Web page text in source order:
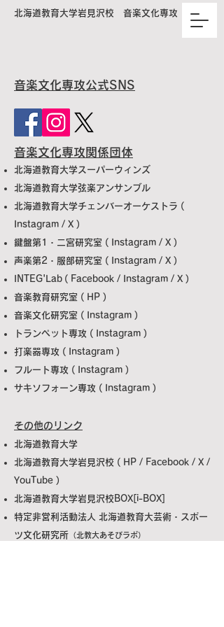
北海道教育大学岩見沢校 音楽文化専攻
音楽文化専攻公式SNS
音楽文化専攻関係団体
北海道教育大学スーパーウィンズ
北海道教育大学弦楽アンサンブル
北海道教育大学チェンバーオーケストラ (
Instagram / X )
鍵盤第1・二宮研究室 (
Instagram / X )
声楽第2・服部研究室 (
Instagram / X )
INTEG'Lab ( Facebook / Instagram / X )
​音楽教育研究室 ( HP )​
​音楽文化研究室 (
Instagram )
トランペット専攻 (
Instagram )
打楽器専攻 (
Instagram )
フルート専攻 (
Instagram )
サキソフォーン専攻 (
Instagram )
その他のリンク
北海道教育大学
北海道教育大学岩見沢校 ( HP / Facebook / X /
YouTube )
​北海道教育大学岩見沢校BOX[i-BOX]
特定非営利活動法人 北海道教育大芸術・スポー
ツ文化研究所 （北教大あそびラボ）